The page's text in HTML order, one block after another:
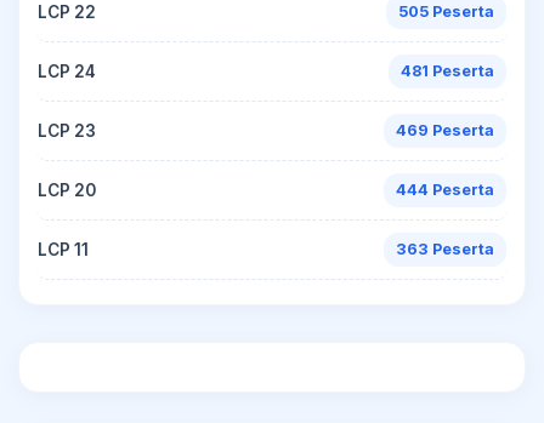
LCP 22 505 Peserta
LCP 24 481 Peserta
LCP 23 469 Peserta
LCP 20 444 Peserta
LCP 11 363 Peserta